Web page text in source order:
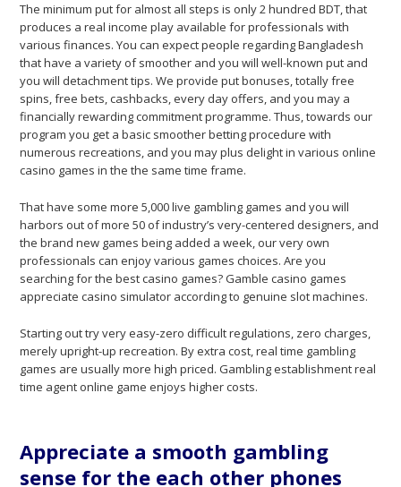
The minimum put for almost all steps is only 2 hundred BDT, that
produces a real income play available for professionals with
various finances. You can expect people regarding Bangladesh
that have a variety of smoother and you will well-known put and
you will detachment tips. We provide put bonuses, totally free
spins, free bets, cashbacks, every day offers, and you may a
financially rewarding commitment programme. Thus, towards our
program you get a basic smoother betting procedure with
numerous recreations, and you may plus delight in various online
casino games in the the same time frame.
That have some more 5,000 live gambling games and you will
harbors out of more 50 of industry’s very-centered designers, and
the brand new games being added a week, our very own
professionals can enjoy various games choices. Are you
searching for the best casino games? Gamble casino games
appreciate casino simulator according to genuine slot machines.
Starting out try very easy-zero difficult regulations, zero charges,
merely upright-up recreation. By extra cost, real time gambling
games are usually more high priced. Gambling establishment real
time agent online game enjoys higher costs.
Appreciate a smooth gambling
sense for the each other phones